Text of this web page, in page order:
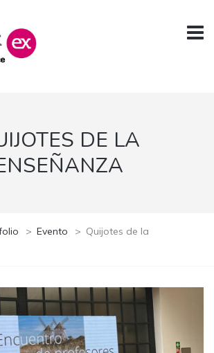
DE LA
> Evento > Quijotes de la